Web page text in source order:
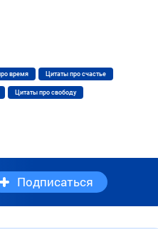
время Цитаты про счастье
Цитаты про свободу
Подписаться